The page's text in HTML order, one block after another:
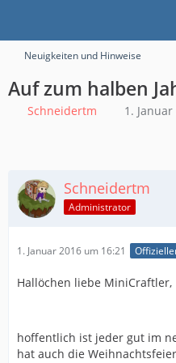
Neuigkeiten und Hinweise
Auf zum halben
Schneidertm 1.
Schneidertm
Administrator
1. Januar 2016 um 16:21
Hallöchen liebe MiniCraftler,
hoffentlich ist jeder gut im
hat auch die